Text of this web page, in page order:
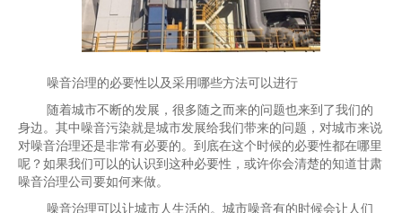
噪音治理的必要性以及采用哪些方法可以进行
随着城市不断的发展，很多随之而来的问题也来到了我们的
身边。其中噪音污染就是城市发展给我们带来的问题，对城市来说
对噪音治理还是非常有必要的。到底在这个时候的必要性都在哪里
呢？如果我们可以的认识到这种必要性，或许你会清楚的知道甘肃
噪音治理公司要如何来做。
噪音治理可以让城市人生活的。城市噪音有的时候会让人们